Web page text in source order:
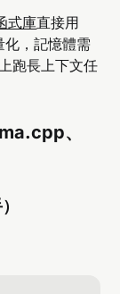
式庫直接用
，記憶體需
跑長上下文任
、